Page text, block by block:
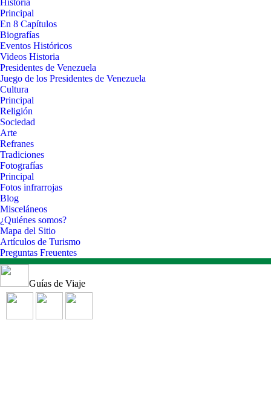
Historia
Principal
En 8 Capítulos
Biografías
Eventos Históricos
Videos Historia
Presidentes de Venezuela
Juego de los Presidentes de Venezuela
Cultura
Principal
Religión
Sociedad
Arte
Refranes
Tradiciones
Fotografías
Principal
Fotos infrarrojas
Blog
Misceláneos
¿Quiénes somos?
Mapa del Sitio
Artículos de Turismo
Preguntas Freuentes
Guías de Viaje